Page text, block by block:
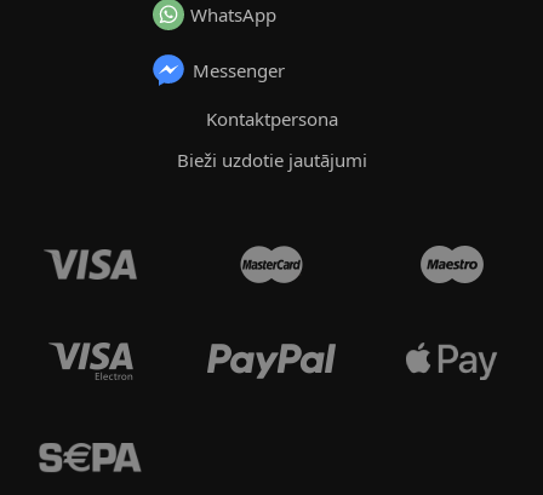
WhatsApp
Messenger
Kontaktpersona
Bieži uzdotie jautājumi